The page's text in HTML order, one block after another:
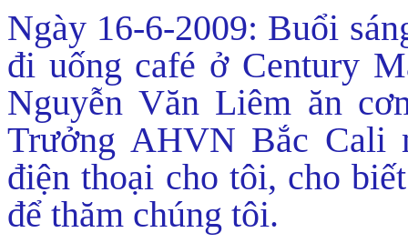
Ngày 16-6-2009: Buổi
đi uống café ở Century
Nguyễn Văn Liêm ăn
Trưởng AHVN Bắc Cali
điện thoại cho tôi, cho
để thăm chúng tôi.